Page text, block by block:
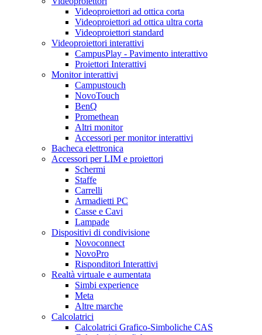
Videoproiettori ad ottica corta
Videoproiettori ad ottica ultra corta
Videoproiettori standard
Videoproiettori interattivi
CampusPlay - Pavimento interattivo
Proiettori Interattivi
Monitor interattivi
Campustouch
NovoTouch
BenQ
Promethean
Altri monitor
Accessori per monitor interattivi
Bacheca elettronica
Accessori per LIM e proiettori
Schermi
Staffe
Carrelli
Armadietti PC
Casse e Cavi
Lampade
Dispositivi di condivisione
Novoconnect
NovoPro
Risponditori Interattivi
Realtà virtuale e aumentata
Simbi experience
Meta
Altre marche
Calcolatrici
Calcolatrici Grafico-Simboliche CAS